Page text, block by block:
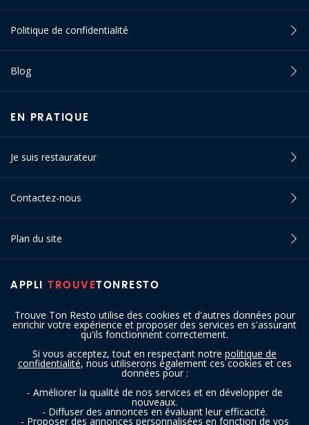
Trouve Ton Resto utilise des cookies et d'autres données pour
enrichir votre expérience et proposer des services en s'assurant
qu'ils fonctionnent correctement.
Si vous acceptez, tout en respectant notre politique de
confidentialité, nous utiliserons également ces cookies et ces
données pour :
- Améliorer la qualité de nos services et en développer de
nouveaux.
- Diffuser des annonces en évaluant leur efficacité.
- Proposer des annonces personnalisées en fonction de vos
APPLI TROUVETONRESTO
Politique de confidentialité
Blog
EN PRATIQUE
Je suis restaurateur
Contactez-nous
Plan du site
SUIVEZ-NOUS